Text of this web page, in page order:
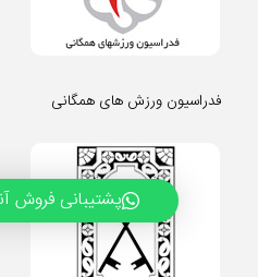
فدراسیون ورزش های همگانی
پشتیبانی فروش